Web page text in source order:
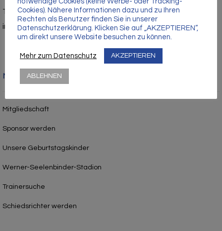
Tel.: 03971 – 210429
info@vfc-anklam.de
Nützliche Links
Mitgliedschaft
Sponsor werden
Unsere Geburtstagskinder
Werner-Seelenbinder-Stadion
Trainersuche
Schiedsrichter werden
Cookies). Nähere Informationen dazu und zu Ihren
Rechten als Benutzer finden Sie in unserer
Datenschutzerklärung. Klicken Sie auf „AKZEPTIEREN“,
um direkt unsere Website besuchen zu können.
Mehr zum Datenschutz AKZEPTIEREN
ABLEHNEN